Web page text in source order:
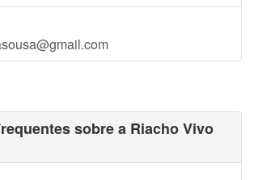
sobre a Riacho Vivo